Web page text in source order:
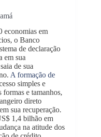
economias em
o Banco
de declaração
em sua
de sua
A formação de
simples e
formas e tamanhos,
direto
sua recuperação.
1,4 bilhão em
na atitude dos